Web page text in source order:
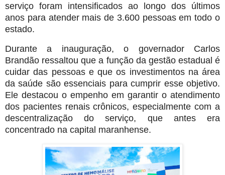
serviço foram intensificados ao longo dos últimos
anos para atender mais de 3.600 pessoas em todo o
estado.
Durante a inauguração, o governador Carlos
Brandão ressaltou que a função da gestão estadual é
cuidar das pessoas e que os investimentos na área
da saúde são essenciais para cumprir esse objetivo.
Ele destacou o empenho em garantir o atendimento
dos pacientes renais crônicos, especialmente com a
descentralização do serviço, que antes era
concentrado na capital maranhense.